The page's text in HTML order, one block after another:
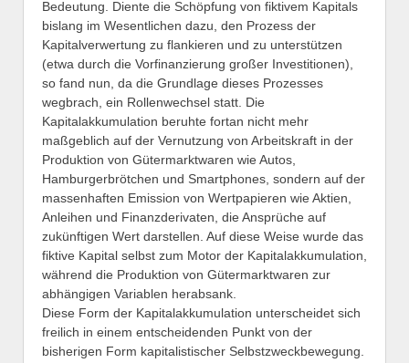
Bedeutung. Diente die Schöpfung von fiktivem Kapitals
bislang im Wesentlichen dazu, den Prozess der
Kapitalverwertung zu flankieren und zu unterstützen
(etwa durch die Vorfinanzierung großer Investitionen),
so fand nun, da die Grundlage dieses Prozesses
wegbrach, ein Rollenwechsel statt. Die
Kapitalakkumulation beruhte fortan nicht mehr
maßgeblich auf der Vernutzung von Arbeitskraft in der
Produktion von Gütermarktwaren wie Autos,
Hamburgerbrötchen und Smartphones, sondern auf der
massenhaften Emission von Wertpapieren wie Aktien,
Anleihen und Finanzderivaten, die Ansprüche auf
zukünftigen Wert darstellen. Auf diese Weise wurde das
fiktive Kapital selbst zum Motor der Kapitalakkumulation,
während die Produktion von Gütermarktwaren zur
abhängigen Variablen herabsank.
Diese Form der Kapitalakkumulation unterscheidet sich
freilich in einem entscheidenden Punkt von der
bisherigen Form kapitalistischer Selbstzweckbewegung.